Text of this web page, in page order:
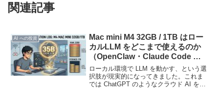
関連記事
AI への投資
Mac mini M4 32GB / 1TB はロー
カルLLM をどこまで使えるのか
（OpenClaw・Claude Code 含
む）
ローカル環境で LLM を動かす、という選
択肢が現実的になってきました。これま
では ChatGPT のようなクラウド AI を使